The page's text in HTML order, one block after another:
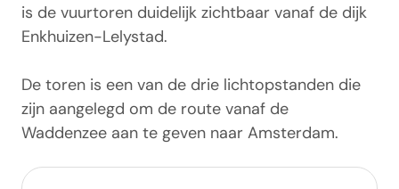
is de vuurtoren duidelijk zichtbaar vanaf de dijk
Enkhuizen-Lelystad.
De toren is een van de drie lichtopstanden die
zijn aangelegd om de route vanaf de
Waddenzee aan te geven naar Amsterdam.